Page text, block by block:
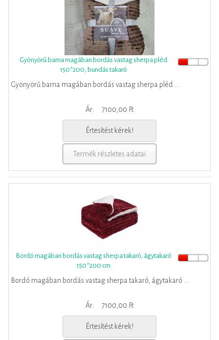
Gyönyörű barna magában bordás vastag sherpa pléd
150*200, bundás takaró
Gyönyörű barna magában bordás vastag sherpa pléd ...
Ár: 7100,00 Ft
Értesítést kérek!
Termék részletes adatai
Bordó magában bordás vastag sherpa takaró, ágytakaró
150*200 cm
Bordó magában bordás vastag sherpa takaró, ágytakaró ...
Ár: 7100,00 Ft
Értesítést kérek!